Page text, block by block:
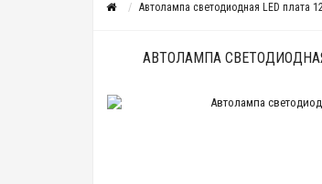
Автолампа светодиодная LED плата
АВТОЛАМПА СВЕТОДИОДНАЯ